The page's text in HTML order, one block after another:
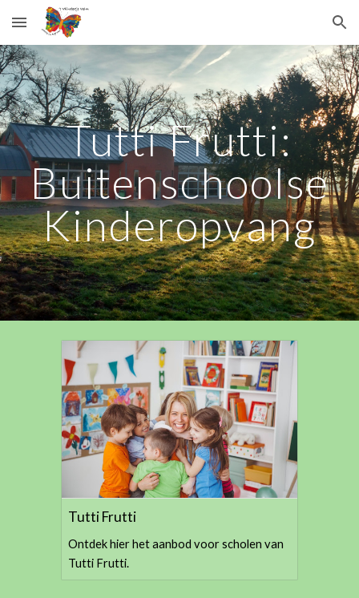
Skip to main content Skip to navigation
Tutti Frutti:
Buitenschoolse
Kinderopvang
Tutti Frutti
Ontdek hier het aanbod voor scholen van
Tutti Frutti.